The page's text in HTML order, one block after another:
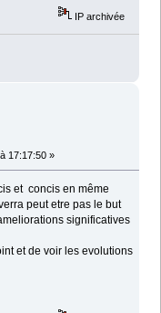
IP archivée
17:17:50 »
et concis en même
peut etre pas le but
significatives
et de voir les evolutions